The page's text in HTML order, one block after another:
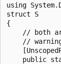
using
struct S
{
// both
//
public